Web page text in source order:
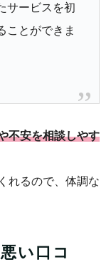
サービスを初
ことができま
不安を相談しやす
れるので、体調な
い口コ